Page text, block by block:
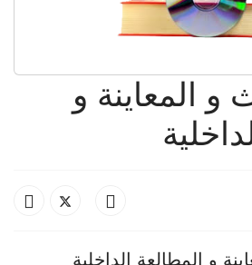
و المعاينة و
و المطالعة الداخلية